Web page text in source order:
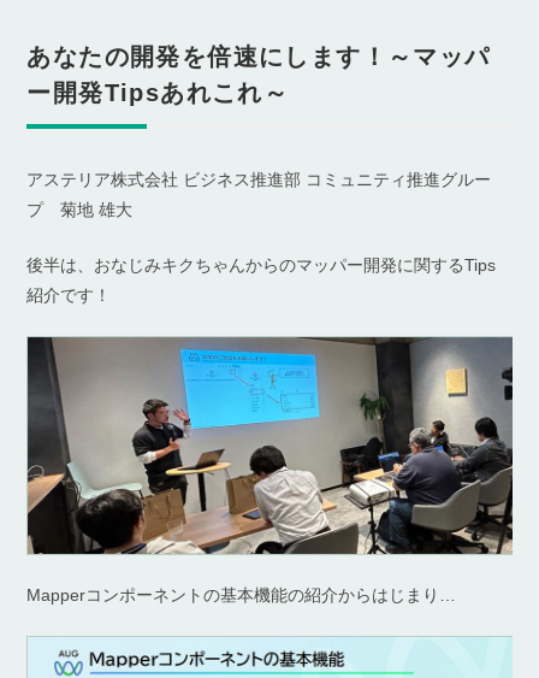
あなたの開発を倍速にします！～マッパ
ー開発Tipsあれこれ～
アステリア株式会社 ビジネス推進部 コミュニティ推進グルー
プ 菊地 雄大
後半は、おなじみキクちゃんからのマッパー開発に関するTips
紹介です！
Mapperコンポーネントの基本機能の紹介からはじまり…